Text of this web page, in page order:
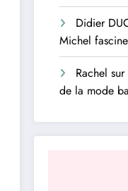
Didier
Michel
Rachel sur
de la mode